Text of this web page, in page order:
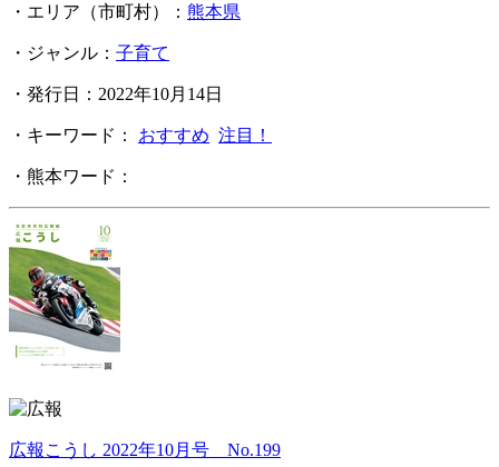
・エリア（市町村）： 熊本県
・ジャンル： 子育て
・発行日：2022年10月14日
・キーワード： おすすめ 注目！
・熊本ワード：
広報こうし 2022年10月号 No.199